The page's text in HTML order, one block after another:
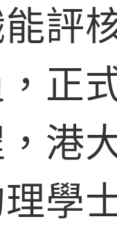
評
正
港
學